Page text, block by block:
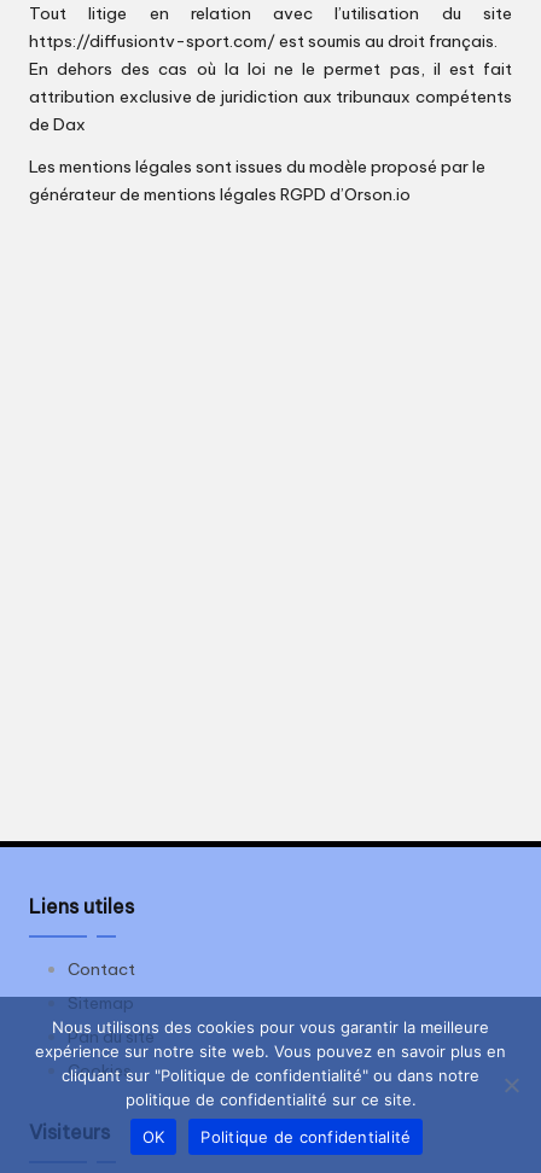
Tout litige en relation avec l’utilisation du site
https://diffusiontv-sport.com/est soumis au droit français.
En dehors des cas où la loi ne le permet pas, il est fait
attribution exclusive de juridiction aux tribunaux compétents
de Dax
Les mentions légales sont issues du modèle proposé par le
générateur de mentions légales RGPD d’Orson.io
Liens utiles
Contact
Sitemap
Pan du site
Cookies
Visiteurs
Nous utilisons des cookies pour vous garantir la meilleure
expérience sur notre site web. Vous pouvez en savoir plus en
cliquant sur "Politique de confidentialité" ou dans notre
politique de confidentialité sur ce site.
OK
Politique de confidentialité